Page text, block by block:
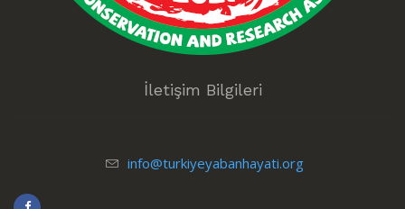
İletişim Bilgileri
info@turkiyeyabanhayati.org